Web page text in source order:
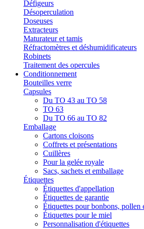
Défigeurs
Désoperculation
Doseuses
Extracteurs
Maturateur et tamis
Réfractomètres et déshumidificateurs
Robinets
Traitement des opercules
Conditionnement
Bouteilles verre
Capsules
Du TO 43 au TO 58
TO 63
Du TO 66 au TO 82
Emballage
Cartons cloisons
Coffrets et présentations
Cuillères
Pour la gelée royale
Sacs, sachets et emballage
Étiquettes
Étiquettes d'appellation
Étiquettes de garantie
Étiquettes pour bonbons, pollen
Étiquettes pour le miel
Personnalisation d'étiquettes